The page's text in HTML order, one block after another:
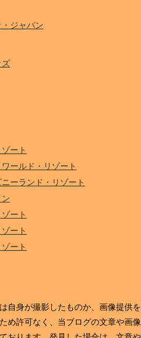
ジャパン
ズ
ート
ールド・リゾート
ーランド・リゾート
ート
ート
ート
自身が撮影したものか、画像提供を
め許可なく、当ブログの文章や画像